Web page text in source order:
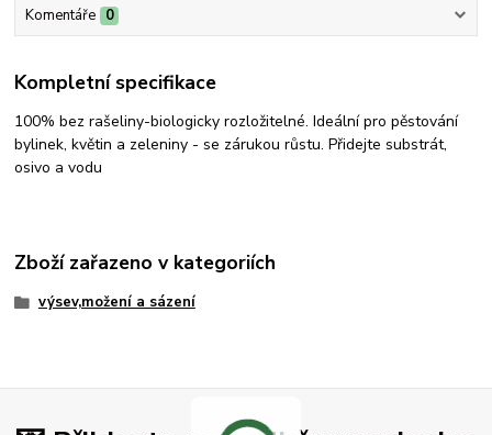
Komentáře 0
Kompletní specifikace
100% bez rašeliny-biologicky rozložitelné. Ideální pro pěstování
bylinek, květin a zeleniny - se zárukou růstu. Přidejte substrát,
osivo a vodu
Zboží zařazeno v kategoriích
výsev,možení a sázení